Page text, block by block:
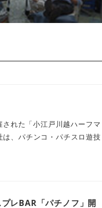
れた「小江戸川越ハーフマ
、パチンコ・パチスロ遊技
レBAR「パチノフ」開